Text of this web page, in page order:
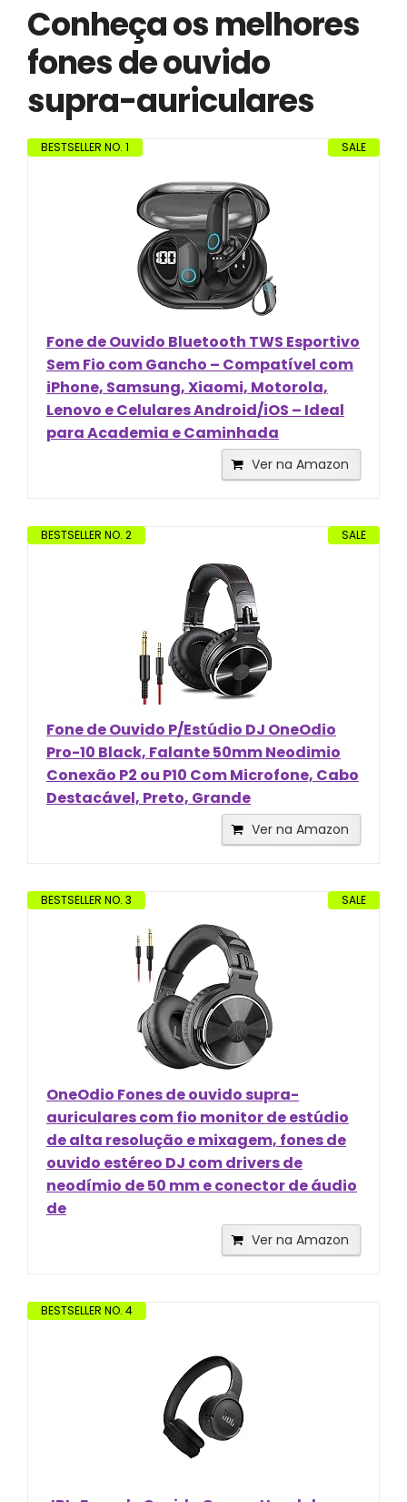
Conheça os melhores
fones de ouvido
supra-auriculares
SALE
BESTSELLER NO. 1
Fone de Ouvido Bluetooth TWS Esportivo
Sem Fio com Gancho – Compatível com
iPhone, Samsung, Xiaomi, Motorola,
Lenovo e Celulares Android/iOS – Ideal
para Academia e Caminhada
Ver na Amazon
SALE
BESTSELLER NO. 2
Fone de Ouvido P/Estúdio DJ OneOdio
Pro-10 Black, Falante 50mm Neodimio
Conexão P2 ou P10 Com Microfone, Cabo
Destacável, Preto, Grande
Ver na Amazon
SALE
BESTSELLER NO. 3
OneOdio Fones de ouvido supra-
auriculares com fio monitor de estúdio
de alta resolução e mixagem, fones de
ouvido estéreo DJ com drivers de
neodímio de 50 mm e conector de áudio
de
Ver na Amazon
BESTSELLER NO. 4